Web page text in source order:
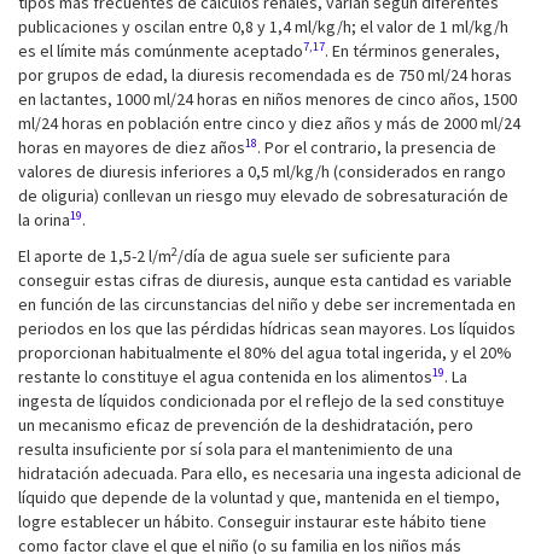
publicaciones y oscilan entre 0,8 y 1,4 ml/kg/h; el valor de 1 ml/kg/h
es el límite más comúnmente aceptado7,17. En términos generales,
por grupos de edad, la diuresis recomendada es de 750 ml/24 horas
en lactantes, 1000 ml/24 horas en niños menores de cinco años, 1500
ml/24 horas en población entre cinco y diez años y más de 2000 ml/24
horas en mayores de diez años18. Por el contrario, la presencia de
valores de diuresis inferiores a 0,5 ml/kg/h (considerados en rango
de oliguria) conllevan un riesgo muy elevado de sobresaturación de
la orina19.
El aporte de 1,5-2 l/m2/día de agua suele ser suficiente para
conseguir estas cifras de diuresis, aunque esta cantidad es variable
en función de las circunstancias del niño y debe ser incrementada en
periodos en los que las pérdidas hídricas sean mayores. Los líquidos
proporcionan habitualmente el 80% del agua total ingerida, y el 20%
restante lo constituye el agua contenida en los alimentos19. La
ingesta de líquidos condicionada por el reflejo de la sed constituye
un mecanismo eficaz de prevención de la deshidratación, pero
resulta insuficiente por sí sola para el mantenimiento de una
hidratación adecuada. Para ello, es necesaria una ingesta adicional de
líquido que depende de la voluntad y que, mantenida en el tiempo,
logre establecer un hábito. Conseguir instaurar este hábito tiene
como factor clave el que el niño (o su familia en los niños más